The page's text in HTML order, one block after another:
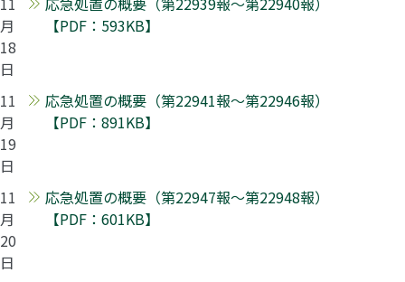
月
18
日
【PDF：593KB】
11
月
19
日
応急処置の概要（第22941報～第22946報）
【PDF：891KB】
11
月
20
日
応急処置の概要（第22947報～第22948報）
【PDF：601KB】